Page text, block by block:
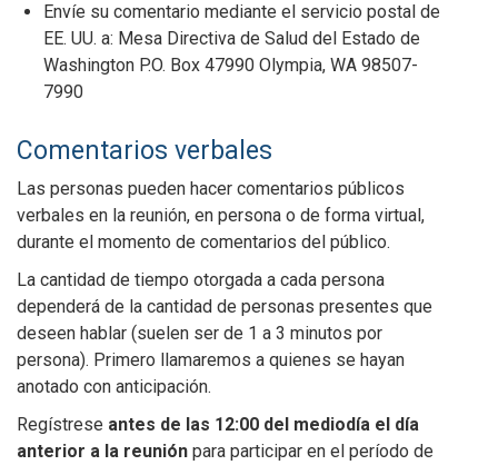
Envíe su comentario mediante el servicio postal de
EE. UU. a: Mesa Directiva de Salud del Estado de
Washington P.O. Box 47990 Olympia, WA 98507-
7990
Comentarios verbales
Las personas pueden hacer comentarios públicos
verbales en la reunión, en persona o de forma virtual,
durante el momento de comentarios del público.
La cantidad de tiempo otorgada a cada persona
dependerá de la cantidad de personas presentes que
deseen hablar (suelen ser de 1 a 3 minutos por
persona). Primero llamaremos a quienes se hayan
anotado con anticipación.
Regístrese antes de las 12:00 del mediodía el día
anterior a la reunión para participar en el período de